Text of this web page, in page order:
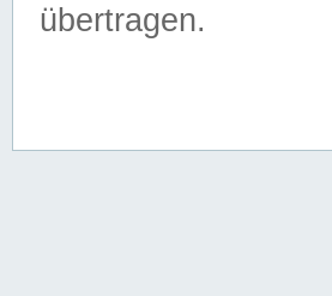
übertragen.